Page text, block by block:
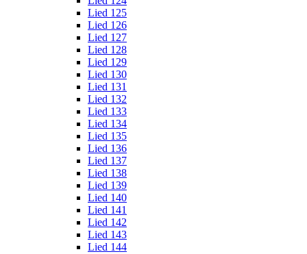
Lied 125
Lied 126
Lied 127
Lied 128
Lied 129
Lied 130
Lied 131
Lied 132
Lied 133
Lied 134
Lied 135
Lied 136
Lied 137
Lied 138
Lied 139
Lied 140
Lied 141
Lied 142
Lied 143
Lied 144